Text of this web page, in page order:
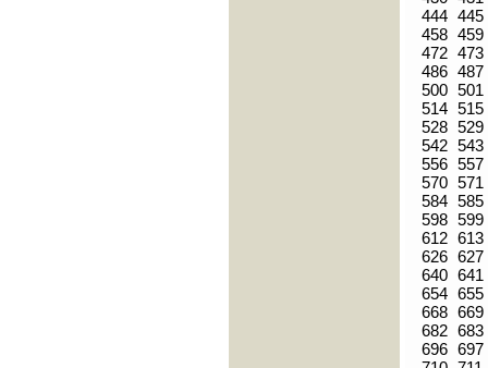
444 445
458 459
472 473
486 487
500 501
514 515
528 529
542 543
556 557
570 571
584 585
598 599
612 613
626 627
640 641
654 655
668 669
682 683
696 697